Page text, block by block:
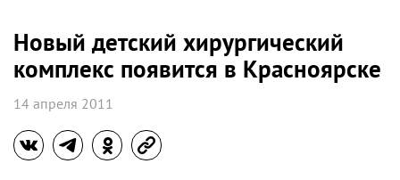
Новый детский хирургический
комплекс появится в Красноярске
14 апреля 2011